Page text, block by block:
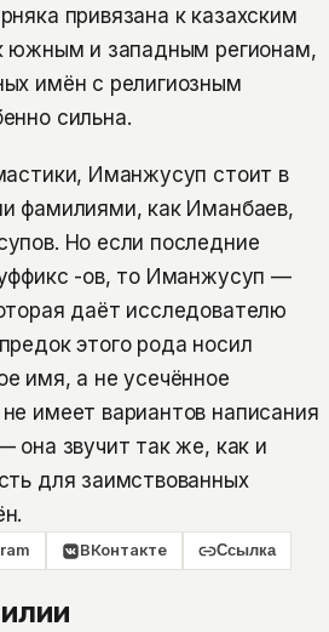
привязана к казахским
южным и западным регионам,
имён с религиозным
сильна.
Иманжусуп стоит в
фамилиями, как Иманбаев,
Но если последние
-ов, то Иманжусуп —
даёт исследователю
этого рода носил
имя, а не усечённое
имеет вариантов написания
она звучит так же, как и
для заимствованных
ВКонтакте Ссылка